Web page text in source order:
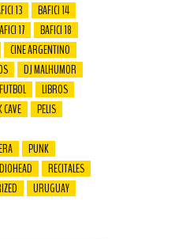
13
BAFICI 14
17
BAFICI 18
CINE ARGENTINO
DJ MALHUMOR
FUTBOL
LIBROS
CAVE
PELIS
PUNK
RECITALES
URUGUAY